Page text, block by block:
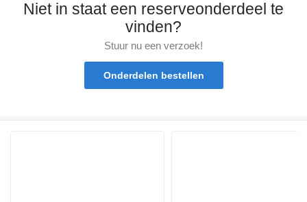
Niet in staat een reserveonderdeel te
vinden?
Stuur nu een verzoek!
Onderdelen bestellen